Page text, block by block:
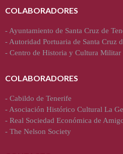
COLABORADORES
- Ayuntamiento de Santa Cruz de
- Autoridad Portuaria de Santa Cruz
- Centro de Historia y Cultura Militar
COLABORADORES
- Cabildo de Tenerife
- Asociación Histórico Cultural La
- Real Sociedad Económica de
- The Nelson Society